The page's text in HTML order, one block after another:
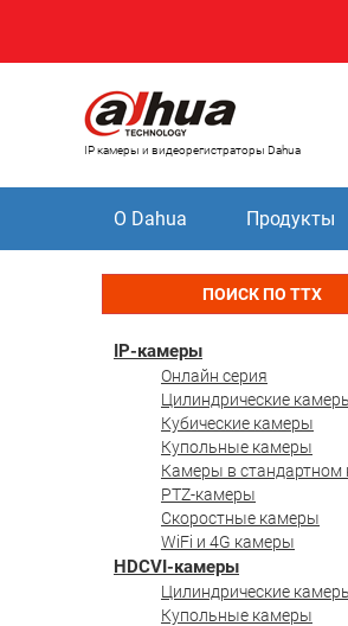
IP камеры и видеорегистраторы Dahua
О Dahua Продукты
ПОИСК ПО ТТХ
IP-камеры
Онлайн серия
Цилиндрические
Кубические камеры
Купольные камеры
Камеры в стандартном
PTZ-камеры
Скоростные камеры
WiFi и 4G камеры
HDCVI-камеры
Цилиндрические
Купольные камеры